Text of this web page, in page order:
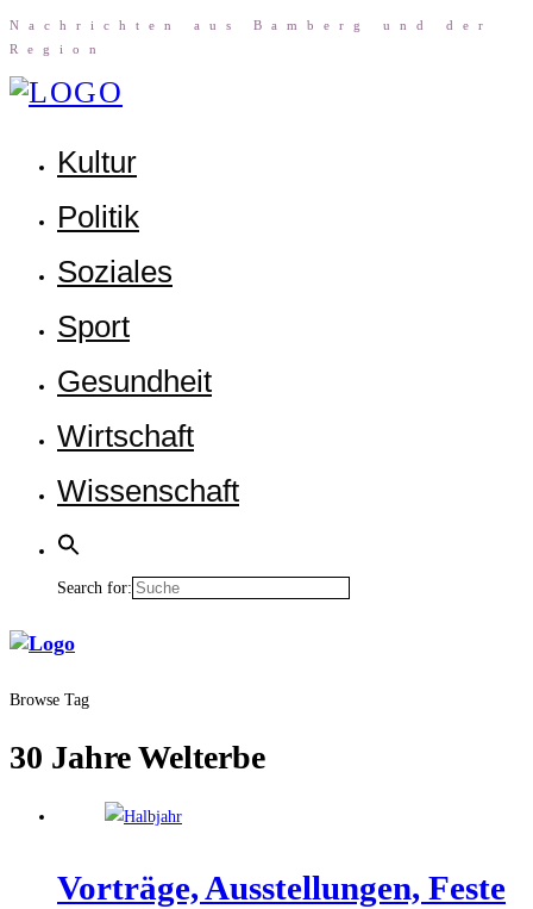
Nach­rich­ten aus Bam­berg und der
Region
Kul­tur
Poli­tik
Sozia­les
Sport
Gesund­heit
Wirt­schaft
Wis­sen­schaft
Search for:
Browse Tag
30 Jahre Welterbe
Vor­trä­ge, Aus­stel­lun­gen, Feste